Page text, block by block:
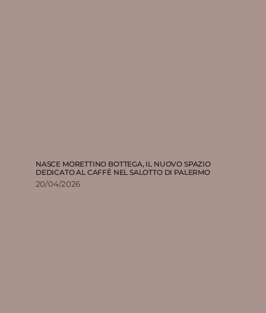
NASCE MORETTINO BOTTEGA, IL NUOVO SPAZIO
DEDICATO AL CAFFÈ NEL SALOTTO DI PALERMO
20/04/2026